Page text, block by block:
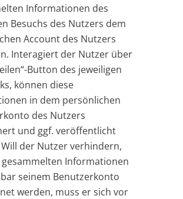
Informationen des
Besuchs des Nutzers dem
Account des Nutzers
Interagiert der Nutzer über
Button des jeweiligen
können diese
in dem persönlichen
des Nutzers
und ggf. veröffentlicht
der Nutzer verhindern,
gesammelten Informationen
seinem Benutzerkonto
werden, muss er sich vor